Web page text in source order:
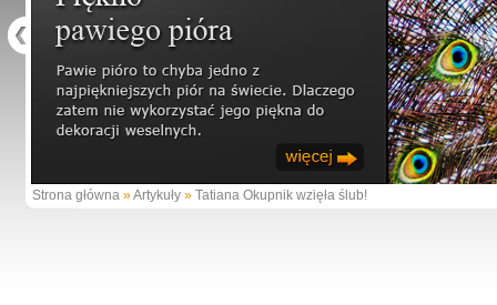
Strona główna »Artykuły » Tatiana Okupnik wzięła ślub!